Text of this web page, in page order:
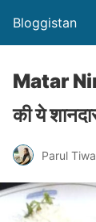
Bloggistan
Matar
की ये
Parul